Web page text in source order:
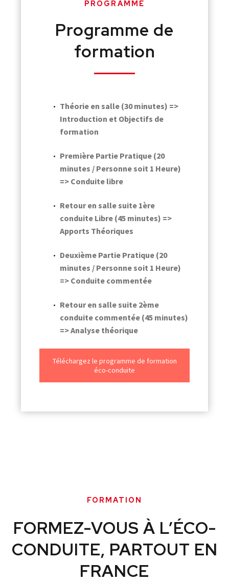
PROGRAMME
Programme de
formation
Théorie en salle (30 minutes) =>
Introduction et Objectifs de
formation
Première Partie Pratique (20
minutes / Personne soit 1 Heure)
=> Conduite libre
Retour en salle suite 1ère
conduite Libre (45 minutes) =>
Apports Théoriques
Deuxième Partie Pratique (20
minutes / Personne soit 1 Heure)
=> Conduite commentée
Retour en salle suite 2ème
conduite commentée (45 minutes)
=> Analyse théorique
Téléchargez le programme de formation
éco-conduite
FORMATION
FORMEZ-VOUS À L’ÉCO-
CONDUITE, PARTOUT EN
FRANCE